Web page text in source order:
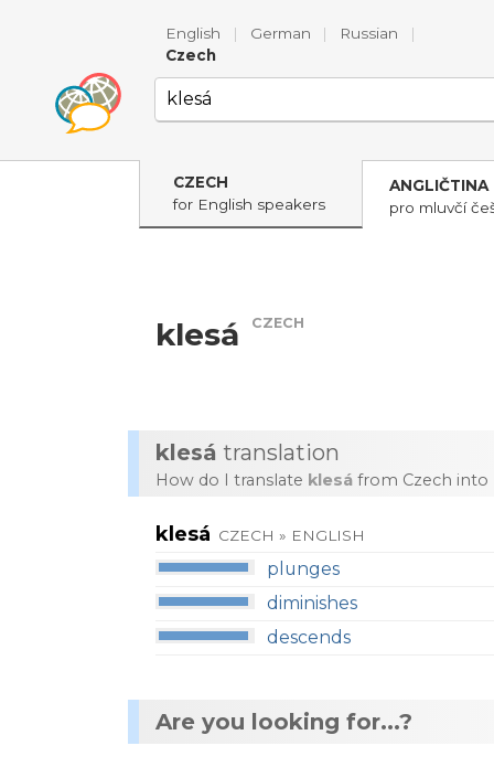
English | German | Russian
|
Czech
CZECH
for English speakers
ANGLIČTINA
pro mluvčí
klesá CZECH
klesá translation
How do I translate klesá from Czech into
klesá CZECH » ENGLISH
plunges
diminishes
descends
Are you looking for...?